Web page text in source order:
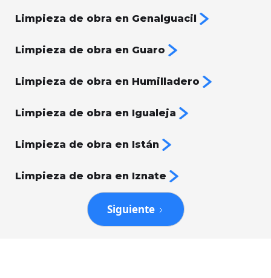
Limpieza de obra en Genalguacil
Limpieza de obra en Guaro
Limpieza de obra en Humilladero
Limpieza de obra en Igualeja
Limpieza de obra en Istán
Limpieza de obra en Iznate
Siguiente